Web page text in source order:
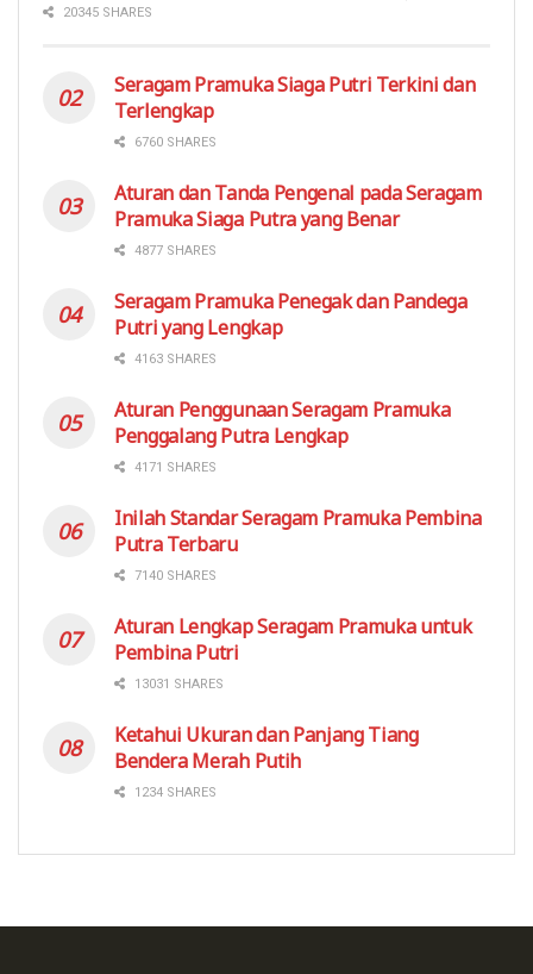
20345 SHARES
Seragam Pramuka Siaga Putri Terkini dan
Terlengkap
6760 SHARES
Aturan dan Tanda Pengenal pada Seragam
Pramuka Siaga Putra yang Benar
4877 SHARES
Seragam Pramuka Penegak dan Pandega
Putri yang Lengkap
4163 SHARES
Aturan Penggunaan Seragam Pramuka
Penggalang Putra Lengkap
4171 SHARES
Inilah Standar Seragam Pramuka Pembina
Putra Terbaru
7140 SHARES
Aturan Lengkap Seragam Pramuka untuk
Pembina Putri
13031 SHARES
Ketahui Ukuran dan Panjang Tiang
Bendera Merah Putih
1234 SHARES